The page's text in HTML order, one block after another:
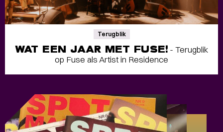
Terugblik
WAT EEN JAAR MET FUSE!- Terugblik
op Fuse als Artist in Residence